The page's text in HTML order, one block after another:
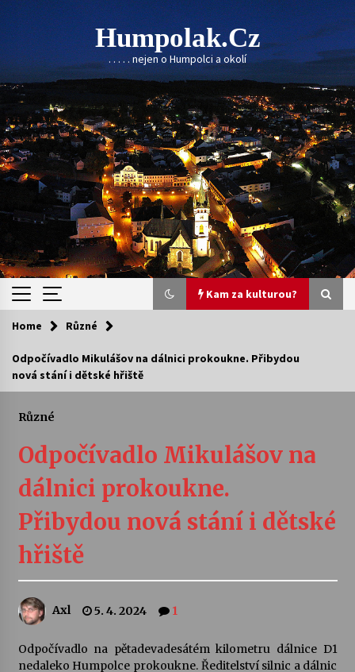
Skip
to
content
Humpolak.cz
. . . . . nejen o Humpolci a okolí
Kam za kulturou?
Kam za kulturou?
Letní koncerty ve Stromovce: Ars Camerata a
Vernisáž výstavy Josefíny Duškové: Stávám se
30. 7. 2026
Veselí muzikanti
šedesátka: 28. 7.–1. 8. 2026
Home Různé
Odpočívadlo Mikulášov na dálnici prokoukne. Přibydou
nová stání i dětské hřiště
Různé
Odpočívadlo Mikulášov na
dálnici prokoukne.
Přibydou nová stání i dětské
hřiště
Axl 5. 4. 2024 1
Odpočívadlo na pětadevadesátém kilometru dálnice D1
nedaleko Humpolce prokoukne. Ředitelství silnic a dálnic